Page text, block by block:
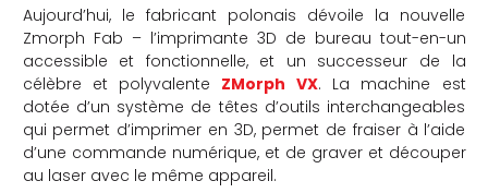
Aujourd’hui, le fabricant polonais dévoile la nouvelle
Zmorph Fab – l’imprimante 3D de bureau tout-en-un
accessible et fonctionnelle, et un successeur de la
célèbre et polyvalente ZMorph VX. La machine est
dotée d’un système de têtes d’outils interchangeables
qui permet d’imprimer en 3D, permet de fraiser à l’aide
d’une commande numérique, et de graver et découper
au laser avec le même appareil.